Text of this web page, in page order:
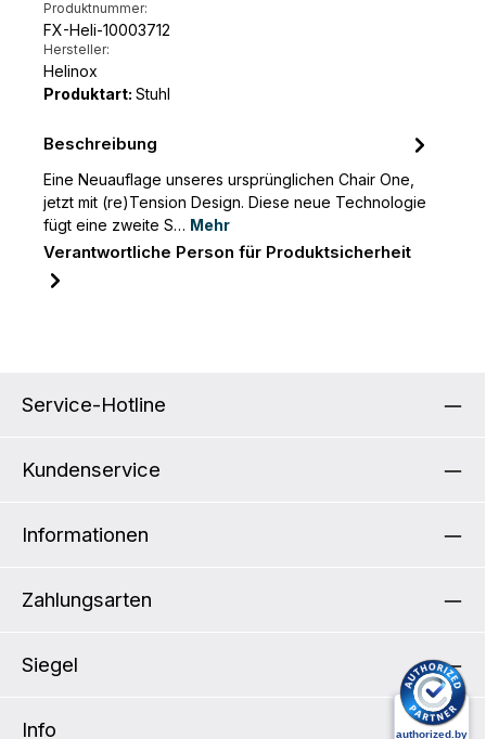
Produktnummer:
FX-Heli-10003712
Hersteller:
Helinox
Produktart: Stuhl
Beschreibung
Eine Neuauflage unseres ursprünglichen Chair One,
jetzt mit (re)Tension Design. Diese neue Technologie
fügt eine zweite S… Mehr
Verantwortliche Person für Produktsicherheit
Service-Hotline
Kundenservice
Informationen
Zahlungsarten
Siegel
Info